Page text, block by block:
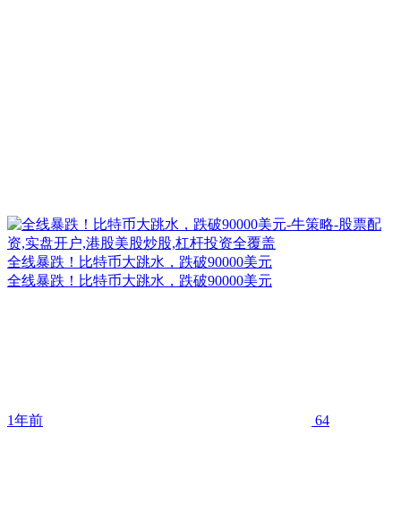
全线暴跌！比特币大跳水，跌破90000美元
全线暴跌！比特币大跳水，跌破90000美元
1年前 64